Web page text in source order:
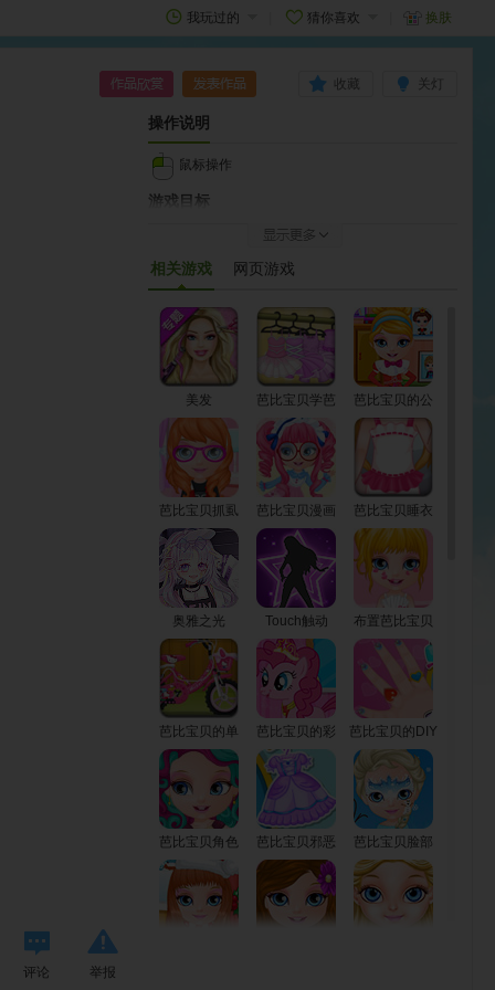
我玩过的 猜你喜欢 换肤
关灯
收藏
评论 举报
操作说明
鼠标操作
游戏目标
右上角的“发表作品”，登录自己的4399帐号，这样就
可以将图片保存到作品区了。
作品成功发表后，会立即显示在【我的作品】列表
中；本站为防止低俗内容的出现，成功发表的作品需
要通过审核后才能显示在【最新作品】；同时，如果
你的作品很棒，有很多玩家献花，就有可能显示在
【作品榜】哦。
如何开始
游戏加载完毕点击两次Play - 再点击场景1即可开始
游戏
相关游戏 网页游戏
美发
芭比宝贝学芭
蕾
芭比宝贝的公
主裙
芭比宝贝抓虱
子
芭比宝贝漫画
装扮
芭比宝贝睡衣
派对
奥雅之光 Touch触动
布置芭比宝贝
的房子
芭比宝贝的单
车
芭比宝贝的彩
虹小马
芭比宝贝的DIY
芭比宝贝角色
扮演
芭比宝贝邪恶
装扮
芭比宝贝脸部
彩绘